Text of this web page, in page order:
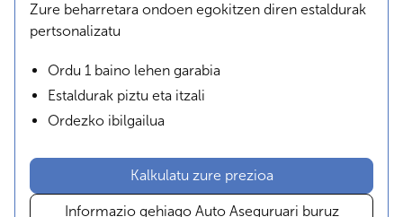
Zure beharretara ondoen egokitzen diren estaldurak
pertsonalizatu
Ordu 1 baino lehen garabia
Estaldurak piztu eta itzali
Ordezko ibilgailua
Kalkulatu zure prezioa
Informazio gehiago Auto Aseguruari buruz